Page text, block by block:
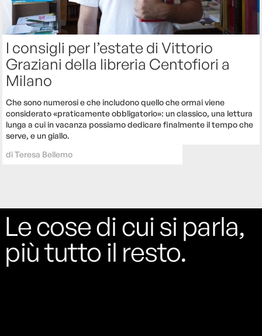
I consigli per l’estate di Vittorio
Graziani della libreria Centofiori a
Milano
Che sono numerosi e che includono quello che ormai viene
considerato «praticamente obbligatorio»: un classico, una lettura
lunga a cui in vacanza possiamo dedicare finalmente il tempo che
serve, e un giallo.
diTeresa Bellemo
Le cose di cui si parla,
più tutto il resto.